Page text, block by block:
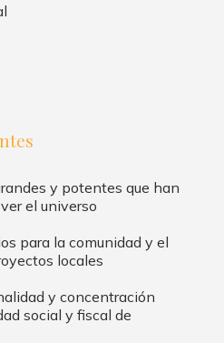
y potentes que han
el universo
para la comunidad y el
locales
y concentración
social y fiscal de